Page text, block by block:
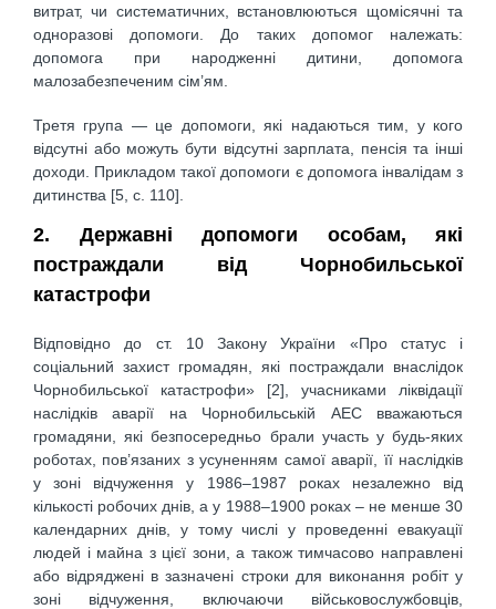
витрат, чи систематичних, встановлюються щомісячні та
одноразові допомоги. До таких допомог належать:
допомога при народженні дитини, допомога
малозабезпеченим сім’ям.
Третя група — це допомоги, які надаються тим, у кого
відсутні або можуть бути відсутні зарплата, пенсія та інші
доходи. Прикладом такої допомоги є допомога інвалідам з
дитинства [5, c. 110].
2. Державні допомоги особам, які
постраждали від Чорнобильської
катастрофи
Відповідно до ст. 10 Закону України «Про статус і
соціальний захист громадян, які постраждали внаслідок
Чорнобильської катастрофи» [2], учасниками ліквідації
наслідків аварії на Чорнобильській АЕС вважаються
громадяни, які безпосередньо брали участь у будь-яких
роботах, пов’язаних з усуненням самої аварії, її наслідків
у зоні відчуження у 1986–1987 роках незалежно від
кількості робочих днів, а у 1988–1900 роках – не менше 30
календарних днів, у тому числі у проведенні евакуації
людей і майна з цієї зони, а також тимчасово направлені
або відряджені в зазначені строки для виконання робіт у
зоні відчуження, включаючи військовослужбовців,